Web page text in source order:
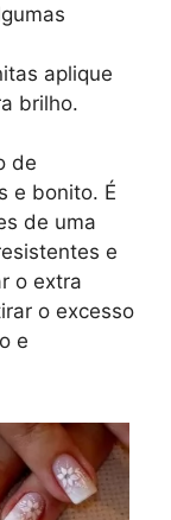
aplique
brilho.
de
e bonito. É
de uma
e
o extra
o excesso
e